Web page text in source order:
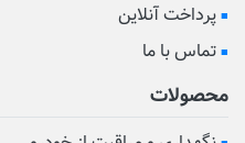
پرداخت آنلاین
تماس با ما
محصولات